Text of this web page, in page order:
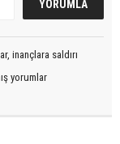
inançlara saldırı
yorumlar